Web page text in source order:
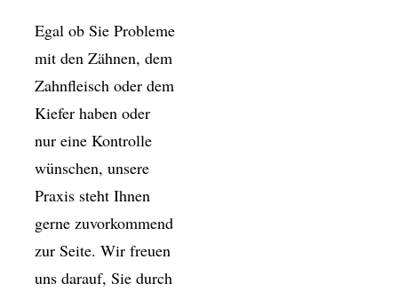
Egal ob Sie Probleme
mit den Zähnen, dem
Zahnfleisch oder dem
Kiefer haben oder
nur eine Kontrolle
wünschen, unsere
Praxis steht Ihnen
gerne zuvorkommend
zur Seite. Wir freuen
uns darauf, Sie durch